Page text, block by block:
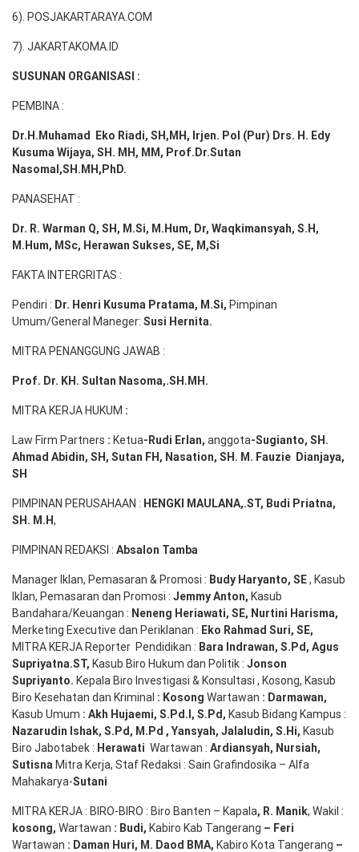
6). POSJAKARTARAYA.COM
7). JAKARTAKOMA.ID
SUSUNAN ORGANISASI :
PEMBINA :
Dr.H.Muhamad Eko Riadi, SH,MH , Irjen. Pol (Pur) Drs. H. Edy
Kusuma Wijaya, SH. MH, MM, Prof. Dr.Sutan
Nasomal,SH.MH,PhD.
PANASEHAT :
Dr. R. Warman Q, SH, M.Si, M.Hum, Dr, Waqkimansyah, S.H,
M.Hum, MSc, Herawan Sukses, SE, M,Si
FAKTA INTERGRITAS :
Pendiri : Dr. Henri Kusuma Pratama, M.Si, Pimpinan
Umum/General Maneger: Susi Hernita.
MITRA PENANGGUNG JAWAB :
Prof. Dr. KH. Sultan Nasoma,.SH.MH.
MITRA KERJA HUKUM :
Law Firm Partners : Ketua-Rudi Erlan, anggota-Sugianto, SH.
Ahmad Abidin, SH, Sutan FH, Nasation, SH. M. Fauzie Dianjaya,
SH
PIMPINAN PERUSAHAAN : HENGKI MAULANA,.ST, Budi Priatna,
SH . M.H,
PIMPINAN REDAKSI : Absalon Tamba
Manager Iklan, Pemasaran & Promosi : Budy Haryanto, SE, Kasub
Iklan, Pemasaran dan Promosi : Jemmy Anton, Kasub
Bandahara/Keuangan : Neneng Heriawati, SE, Nurtini Harisma,
Merketing Executive dan Periklanan : Eko Rahmad Suri, SE,
MITRA KERJA Reporter Pendidikan : Bara Indrawan, S.Pd , Agus
Supriyatna.ST, Kasub Biro Hukum dan Politik : Jonson
Supriyanto. Kepala Biro Investigasi & Konsultasi , Kosong, Kasub
Biro Kesehatan dan Kriminal : Kosong Wartawan : Darmawan,
Kasub Umum : Akh Hujaemi, S.Pd.I, S.Pd , Kasub Bidang Kampus :
Nazarudin Ishak, S.Pd , M.Pd , Yansyah, Jalaludin, S.Hi, Kasub
Biro Jabotabek : Herawati Wartawan : Ardiansyah, Nursiah,
Sutisna Mitra Kerja, Staf Redaksi : Sain Grafindosika – Alfa
Mahakarya-Sutani
MITRA KERJA : BIRO-BIRO : Biro Banten – Kapala, R. Manik, Wakil :
kosong, Wartawan : Budi, Kabiro Kab Tangerang – Feri
Wartawan : Daman Huri, M. Daod BMA, Kabiro Kota Tangerang –